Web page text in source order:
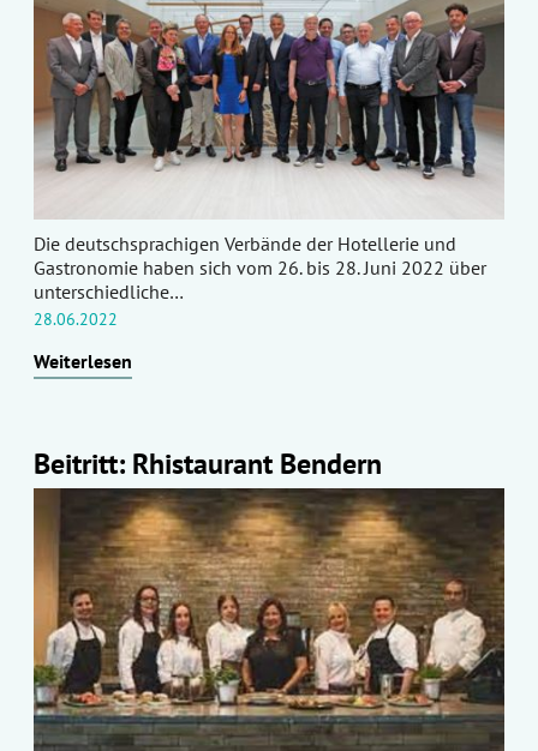
Die deutschsprachigen Verbände der Hotellerie und
Gastronomie haben sich vom 26. bis 28. Juni 2022 über
unterschiedliche…
28.06.2022
Weiterlesen
Beitritt: Rhistaurant Bendern